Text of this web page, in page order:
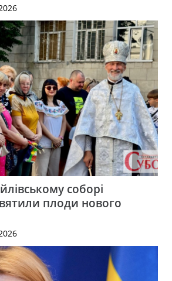
соборі
плоди нового